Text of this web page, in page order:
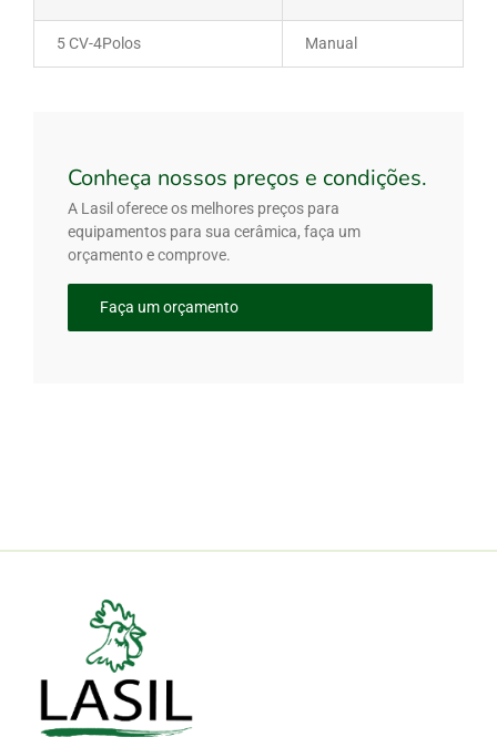
5 CV-4Polos Manual
Conheça nossos preços e condições.
A Lasil oferece os melhores preços para
equipamentos para sua cerâmica, faça um
orçamento e comprove.
Faça um orçamento